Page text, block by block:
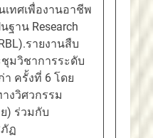
เทศเพื่องานอาชีพ
ฐาน Research
รายงานสืบ
ชุมวิชาการระดับ
า ครั้งที่ 6 โดย
งวิศวกรรม
) ร่วมกับ
ฏ